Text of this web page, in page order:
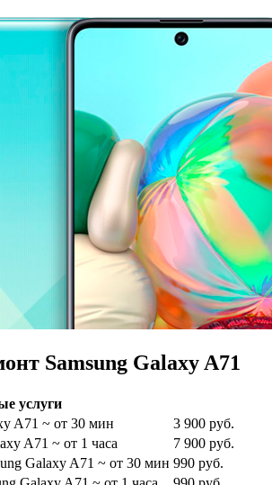
Samsung Galaxy A71
услуги
A71 ~ от 30 мин
3 900 руб.
A71 ~ от 1 часа
7 900 руб.
Galaxy A71 ~ от 30 мин 990 руб.